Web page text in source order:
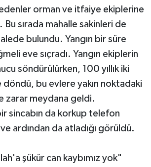
edenler orman ve itfaiye ekiplerine
sırada mahalle sakinleri de
bulundu. Yangın bir süre
eve sıçradı. Yangın ekiplerin
söndürülürken, 100 yıllık iki
döndü, bu evlere yakın noktadaki
zarar meydana geldi.
sincabın da korkup telefon
ve ardından da atladığı görüldü.
şükür can kaybımız yok"